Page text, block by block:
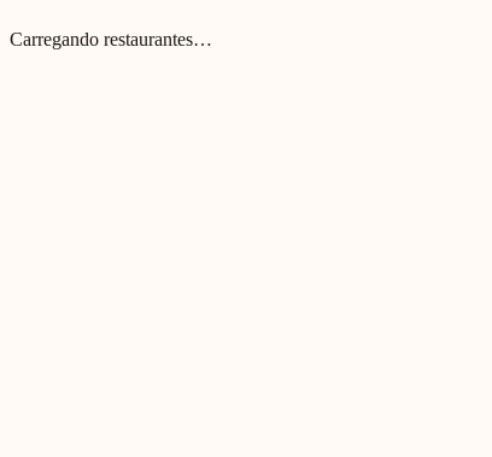
Carregando restaurantes…